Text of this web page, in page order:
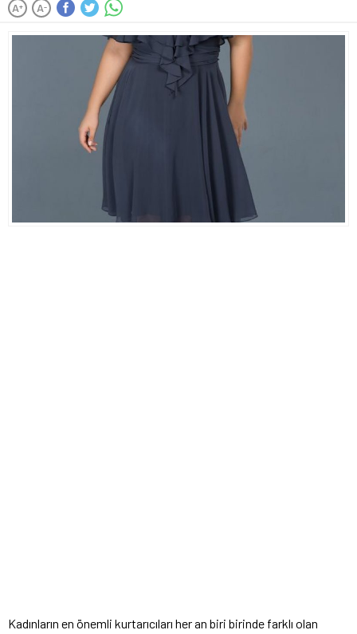
A+ A-
Kadınların en önemli kurtarıcıları her an biri birinde farklı olan